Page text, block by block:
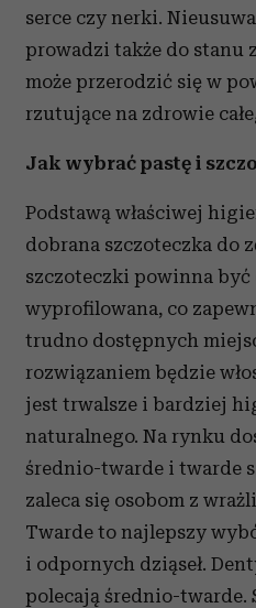
serce czy nerki.
prowadzi także do stanu
może przerodzić się w
rzutujące na zdrowie
Jak wybrać pastę i
Podstawą właściwej
dobrana szczoteczka do
szczoteczki powinna
wyprofilowana, co
trudno dostępnych
rozwiązaniem będzie
jest trwalsze i bardziej
naturalnego. Na rynku
średnio-twarde i twarde
zaleca się osobom z
Twarde to najlepszy
i odpornych dziąseł.
polecają średnio-twarde.